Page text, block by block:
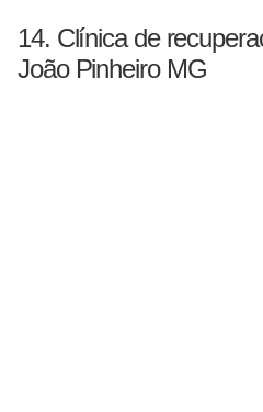
14. Clínica de
João Pinheiro MG